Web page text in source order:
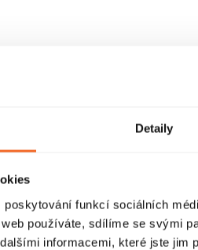
Detaily
poskytování funkcí sociálních
používáte, sdílíme se svými
informacemi, které jste jim
Dveře s
odklápěním